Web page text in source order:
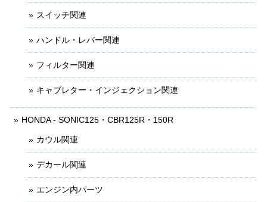
スイッチ関連
ハンドル・レバー関連
フィルター関連
キャブレター・インジェクション関連
HONDA - SONIC125・CBR125R・150R
カウル関連
デカール関連
エンジン内パーツ